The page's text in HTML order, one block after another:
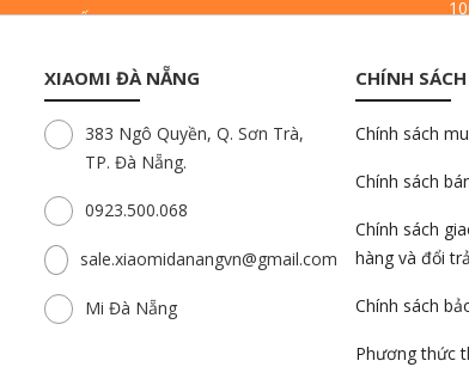
XIAOMI ĐÀ NẴNG
383 Ngô Quyền, Q. Sơn Trà,
TP. Đà Nẵng.
0923.500.068
sale.xiaomidanangvn@gmail.com
Mi Đà Nẵng
CHÍNH
Chính sách
Chính sách
Chính sách
hàng và đổi trả
Chính sách
Phương thức